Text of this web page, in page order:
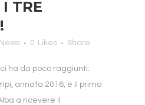
I TRE
News 0 Likes Share
ha da poco raggiunti:
annata 2016, è il primo
a ricevere il